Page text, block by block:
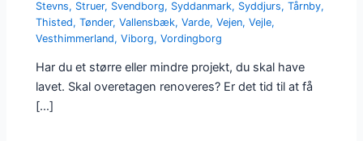
Stevns, Struer, Svendborg, Syddanmark, Syddjurs,Tårnby,
Thisted,Tønder,Vallensbæk,Varde,Vejen,Vejle,
Vesthimmerland,Viborg,Vordingborg
Har du et større eller mindre projekt, du skal have
lavet. Skal overetagen renoveres? Er det tid til at få
[…]